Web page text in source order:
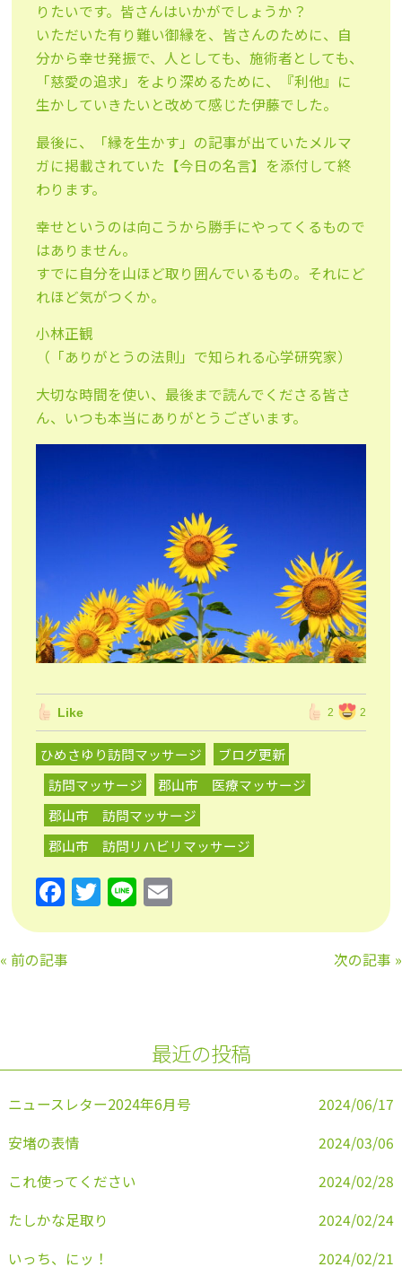
りたいです。皆さんはいかがでしょうか？
いただいた有り難い御縁を、皆さんのために、自
分から幸せ発振で、人としても、施術者としても、
「慈愛の追求」をより深めるために、『利他』に
生かしていきたいと改めて感じた伊藤でした。
最後に、「縁を生かす」の記事が出ていたメルマ
ガに掲載されていた【今日の名言】を添付して終
わります。
幸せというのは向こうから勝手にやってくるもので
はありません。
すでに自分を山ほど取り囲んでいるもの。それにど
れほど気がつくか。
小林正観
（「ありがとうの法則」で知られる心学研究家）
大切な時間を使い、最後まで読んでくださる皆さ
ん、いつも本当にありがとうございます。
Like 2 2
ひめさゆり訪問マッサージ
ブログ更新
訪問マッサージ
郡山市 医療マッサージ
郡山市 訪問マッサージ
郡山市 訪問リハビリマッサージ
F
a
c
e
o
k
T
w
Li
n
« 前の記事 次の記事 »
最近の投稿
ニュースレター2024年6月号
2024/06/17
安堵の表情
2024/03/06
これ使ってください
2024/02/28
たしかな足取り
2024/02/24
いっち、にッ！
2024/02/21